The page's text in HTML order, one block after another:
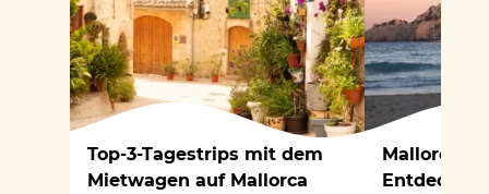
Top-3-Tagestrips mit dem
Mietwagen auf Mallorca
Mallorca
Entdecke